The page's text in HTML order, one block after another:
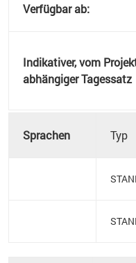
Verfügbar ab:
Indikativer, vom
abhängiger Tagessatz
Sprachen Typ